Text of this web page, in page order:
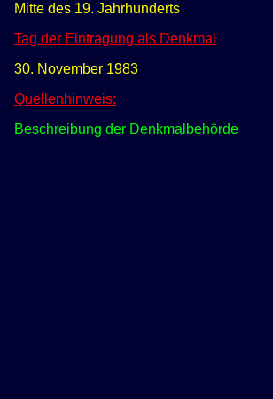
Mitte des 19. Jahrhunderts
Tag der Eintragung als Denkmal
30. November 1983
Quellenhinweis:
Beschreibung der Denkmalbehörde